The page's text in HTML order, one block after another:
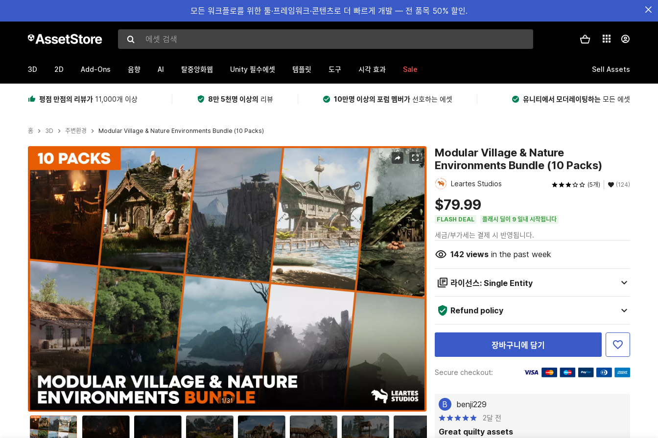
모든 워크플로를 위한 툴·프레임워크·콘텐츠로 더 빠르게 개발 — 전 품목 50% 할인.
에셋 검색
3D 2D Add-Ons 음향 AI 탈중앙화웹 Unity 필수에셋 템플릿 도구 시각 효과 Sale Sell Assets
평점 만점의 리뷰가 11,000개 이상 8만 5천명 이상의 리뷰 10만명 이상의 포럼 멤버가 선호하는 에셋 유니티에서 모더레이팅하는 모든 에셋
홈 3D 주변환경 Modular Village & Nature Environments Bundle (10 Packs)
현재 슬라이드: 1 / 31
1/31
Modular Village & Nature
Environments Bundle (10 Packs)
Leartes Studios (5개) (124)
$79.99
FLASH DEAL 플래시 딜이 9 일내 시작됩니다
세금/부가세는 결제 시 반영됩니다.
142 viewsin the past week
라이선스: Single Entity
Refund policy
장바구니에 담기
Secure checkout:
B benji229
2달 전
Great quilty assets